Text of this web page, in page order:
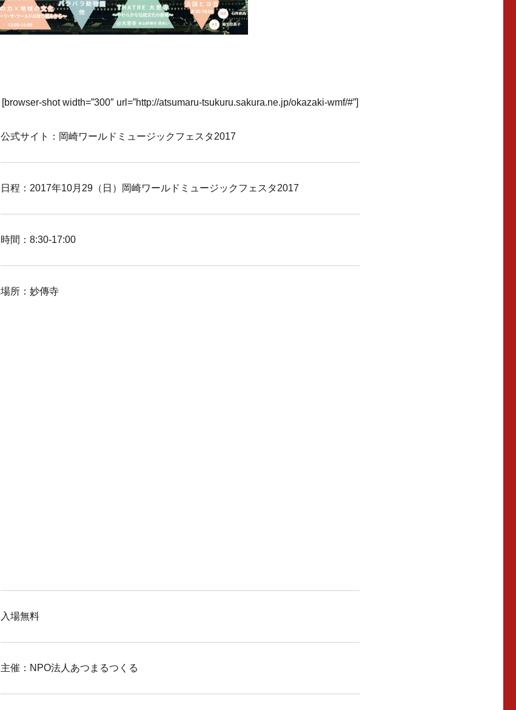
[browser-shot width=”300″ url=”http://atsumaru-tsukuru.sakura.ne.jp/okazaki-wmf/#”]
公式サイト：岡崎ワールドミュージックフェスタ2017
日程：2017年10月29（日）岡崎ワールドミュージックフェスタ2017
時間：8:30-17:00
場所：妙傳寺
入場無料
主催：NPO法人あつまるつくる